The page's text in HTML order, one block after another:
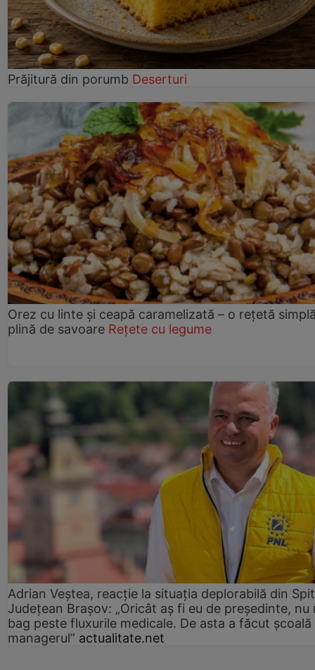
Prăjitură din porumb Deserturi
Orez cu linte și ceapă caramelizată – o rețetă
plină de savoare Rețete cu legume
Adrian Veștea, reacție la situația deplorabilă din
Județean Brașov: „Oricât aș fi eu de președinte, nu
bag peste fluxurile medicale. De asta a făcut școală
managerul” actualitate.net